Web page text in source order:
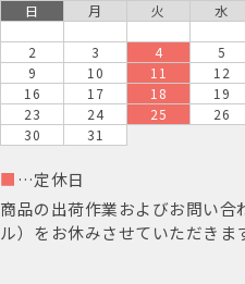
日 月 火 水
2
3 4 5
9
10 11 12
16
17 18 19
23
24 25 26
30
31
■ …定休日
商品の出荷作業およびお問い合
ル）をお休みさせていただきま